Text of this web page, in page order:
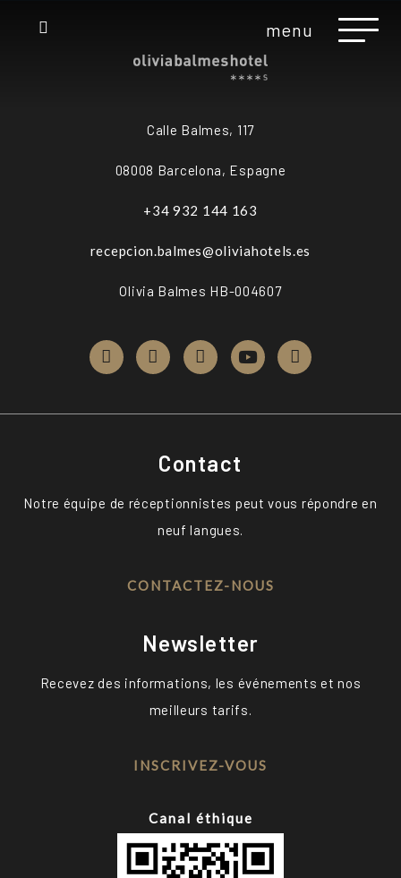
menu
Calle Balmes, 117
08008 Barcelona, Espagne
+34 932 144 163
recepcion.balmes@oliviahotels.es
Olivia Balmes HB-004607
Contact
Notre équipe de réceptionnistes peut vous répondre en
neuf langues.
CONTACTEZ-NOUS
Newsletter
Recevez des informations, les événements et nos
meilleurs tarifs.
INSCRIVEZ-VOUS
Canal éthique